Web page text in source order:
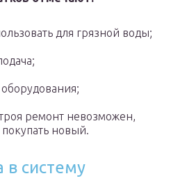
для грязной воды;
ремонт невозможен,
покупать новый.
систему